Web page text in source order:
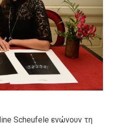
Scheufele ενώνουν τη